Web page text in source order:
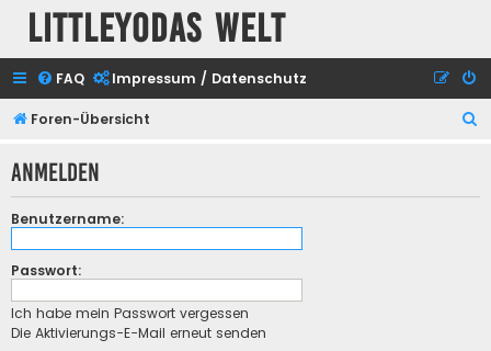
Littleyodas Welt
FAQ Impressum / Datenschutz
Foren-Übersicht
h
Anmelden
Benutzername:
Passwort:
Ich habe mein Passwort vergessen
Die Aktivierungs-E-Mail erneut senden